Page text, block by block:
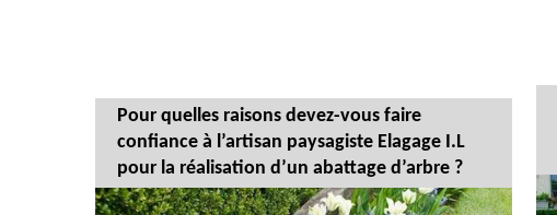
Pour quelles raisons devez-vous faire
confiance à l’artisan paysagiste Elagage I.L
pour la réalisation d’un abattage d’arbre ?